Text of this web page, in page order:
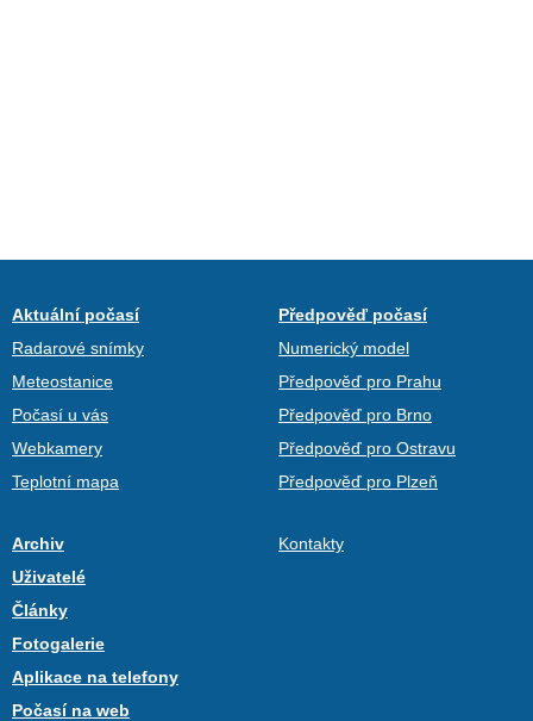
Aktuální počasí
Radarové snímky
Meteostanice
Počasí u vás
Webkamery
Teplotní mapa
Předpověď počasí
Numerický model
Předpověď pro Prahu
Předpověď pro Brno
Předpověď pro Ostravu
Předpověď pro Plzeň
Archiv
Uživatelé
Články
Fotogalerie
Aplikace na telefony
Počasí na web
Kontakty